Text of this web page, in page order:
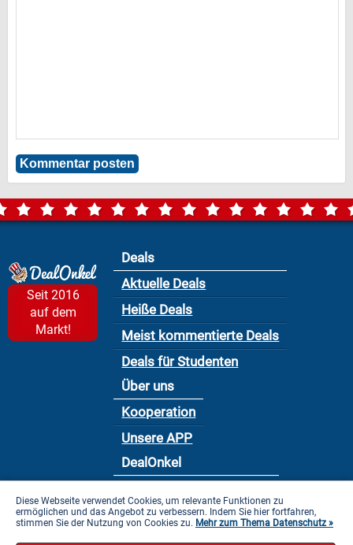
Seit 2016
auf dem
Markt!
Deals
Aktuelle Deals
Heiße Deals
Meist kommentierte Deals
Deals für Studenten
Über uns
Kooperation
Unsere APP
DealOnkel
Datenschutzbestimmung
Impressum
Diese Webseite verwendet Cookies, um relevante Funktionen zu
ermöglichen und das Angebot zu verbessern. Indem Sie hier fortfahren,
stimmen Sie der Nutzung von Cookies zu. Mehr zum Thema Datenschutz »